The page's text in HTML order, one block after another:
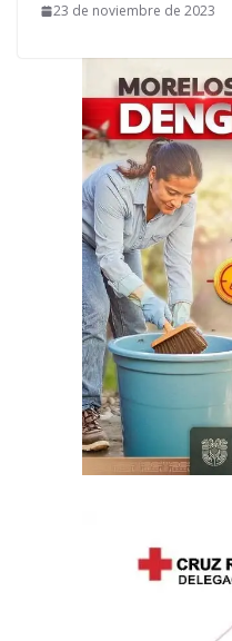
23 de noviembre de 2023